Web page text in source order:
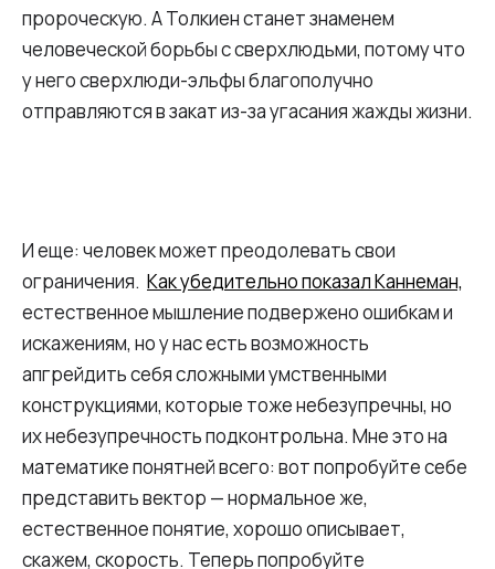
пророческую. А Толкиен станет знаменем
человеческой борьбы с сверхлюдьми, потому что
у него сверхлюди-эльфы благополучно
отправляются в закат из-за угасания жажды жизни.
И еще: человек может преодолевать свои
ограничения. Как убедительно показал Каннеман,
естественное мышление подвержено ошибкам и
искажениям, но у нас есть возможность
апгрейдить себя сложными умственными
конструкциями, которые тоже небезупречны, но
их небезупречность подконтрольна. Мне это на
математике понятней всего: вот попробуйте себе
представить вектор — нормальное же,
естественное понятие, хорошо описывает,
скажем, скорость. Теперь попробуйте